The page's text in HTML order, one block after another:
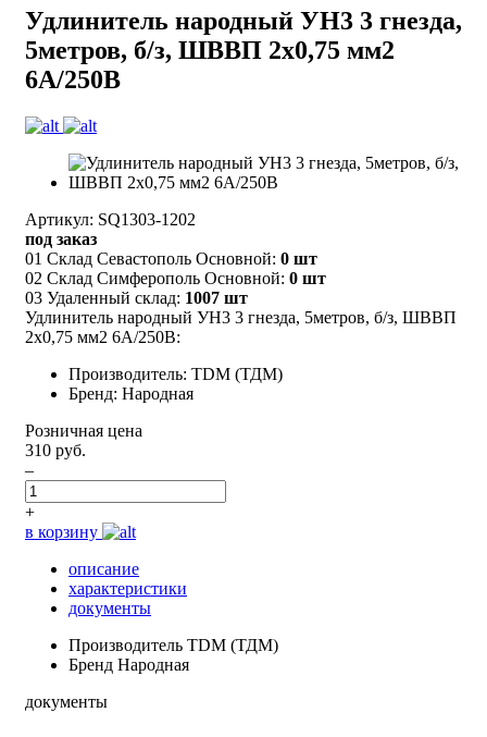
Удлинитель народный УН3 3 гнезда,
5метров, б/з, ШВВП 2х0,75 мм2
6А/250В
Артикул: SQ1303-1202
под заказ
01 Склад Севастополь Основной: 0 шт
02 Склад Симферополь Основной: 0 шт
03 Удаленный склад: 1007 шт
Удлинитель народный УН3 3 гнезда, 5метров, б/з, ШВВП
2х0,75 мм2 6А/250В:
Производитель: TDM (ТДМ)
Бренд: Народная
Розничная цена
310 руб.
–
+
в корзину
описание
характеристики
документы
Производитель TDM (ТДМ)
Бренд Народная
документы